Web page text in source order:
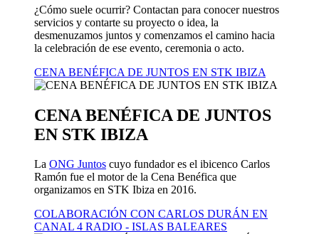
¿Cómo suele ocurrir? Contactan para conocer nuestros
servicios y contarte su proyecto o idea, la
desmenuzamos juntos y comenzamos el camino hacia
la celebración de ese evento, ceremonia o acto.
CENA BENÉFICA DE JUNTOS EN STK IBIZA
CENA BENÉFICA DE JUNTOS
EN STK IBIZA
La ONG Juntos cuyo fundador es el ibicenco Carlos
Ramón fue el motor de la Cena Benéfica que
organizamos en STK Ibiza en 2016.
COLABORACIÓN CON CARLOS DURÁN EN
CANAL 4 RADIO - ISLAS BALEARES